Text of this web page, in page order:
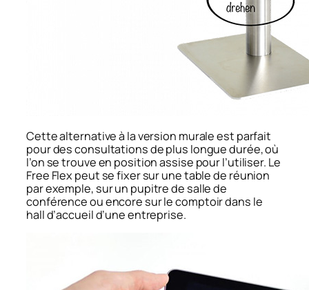
Cette alternative à la version murale est parfait
pour des consultations de plus longue durée, où
l’on se trouve en position assise pour l’utiliser. Le
Free Flex peut se fixer sur une table de réunion
par exemple, sur un pupitre de salle de
conférence ou encore sur le comptoir dans le
hall d’accueil d’une entreprise.